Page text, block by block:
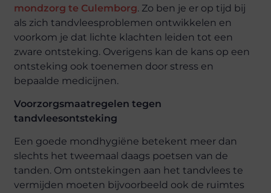
mondzorg te Culemborg. Zo ben je er op tijd bij
als zich tandvleesproblemen ontwikkelen en
voorkom je dat lichte klachten leiden tot een
zware ontsteking. Overigens kan de kans op een
ontsteking ook toenemen door stress en
bepaalde medicijnen.
Voorzorgsmaatregelen tegen
tandvleesontsteking
Een goede mondhygiëne betekent meer dan
slechts het tweemaal daags poetsen van de
tanden. Om ontstekingen aan het tandvlees te
vermijden moeten bijvoorbeeld ook de ruimtes